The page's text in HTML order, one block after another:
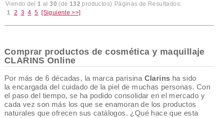
Viendo del1 al30 (de 132 productos) Páginas de Resultados:
1 2 3 4 5 [Siguiente >>]
Comprar productos de cosmética y maquillaje
CLARINS Online
Por más de 6 décadas, la marca parisina Clarins ha sido
la encargada del cuidado de la piel de muchas personas. Con
el paso del tiempo, se ha podido consolidar en el mercado y
cada vez son más los que se enamoran de los productos
naturales que ofrecen sus catálogos. ¿Qué hace que esta